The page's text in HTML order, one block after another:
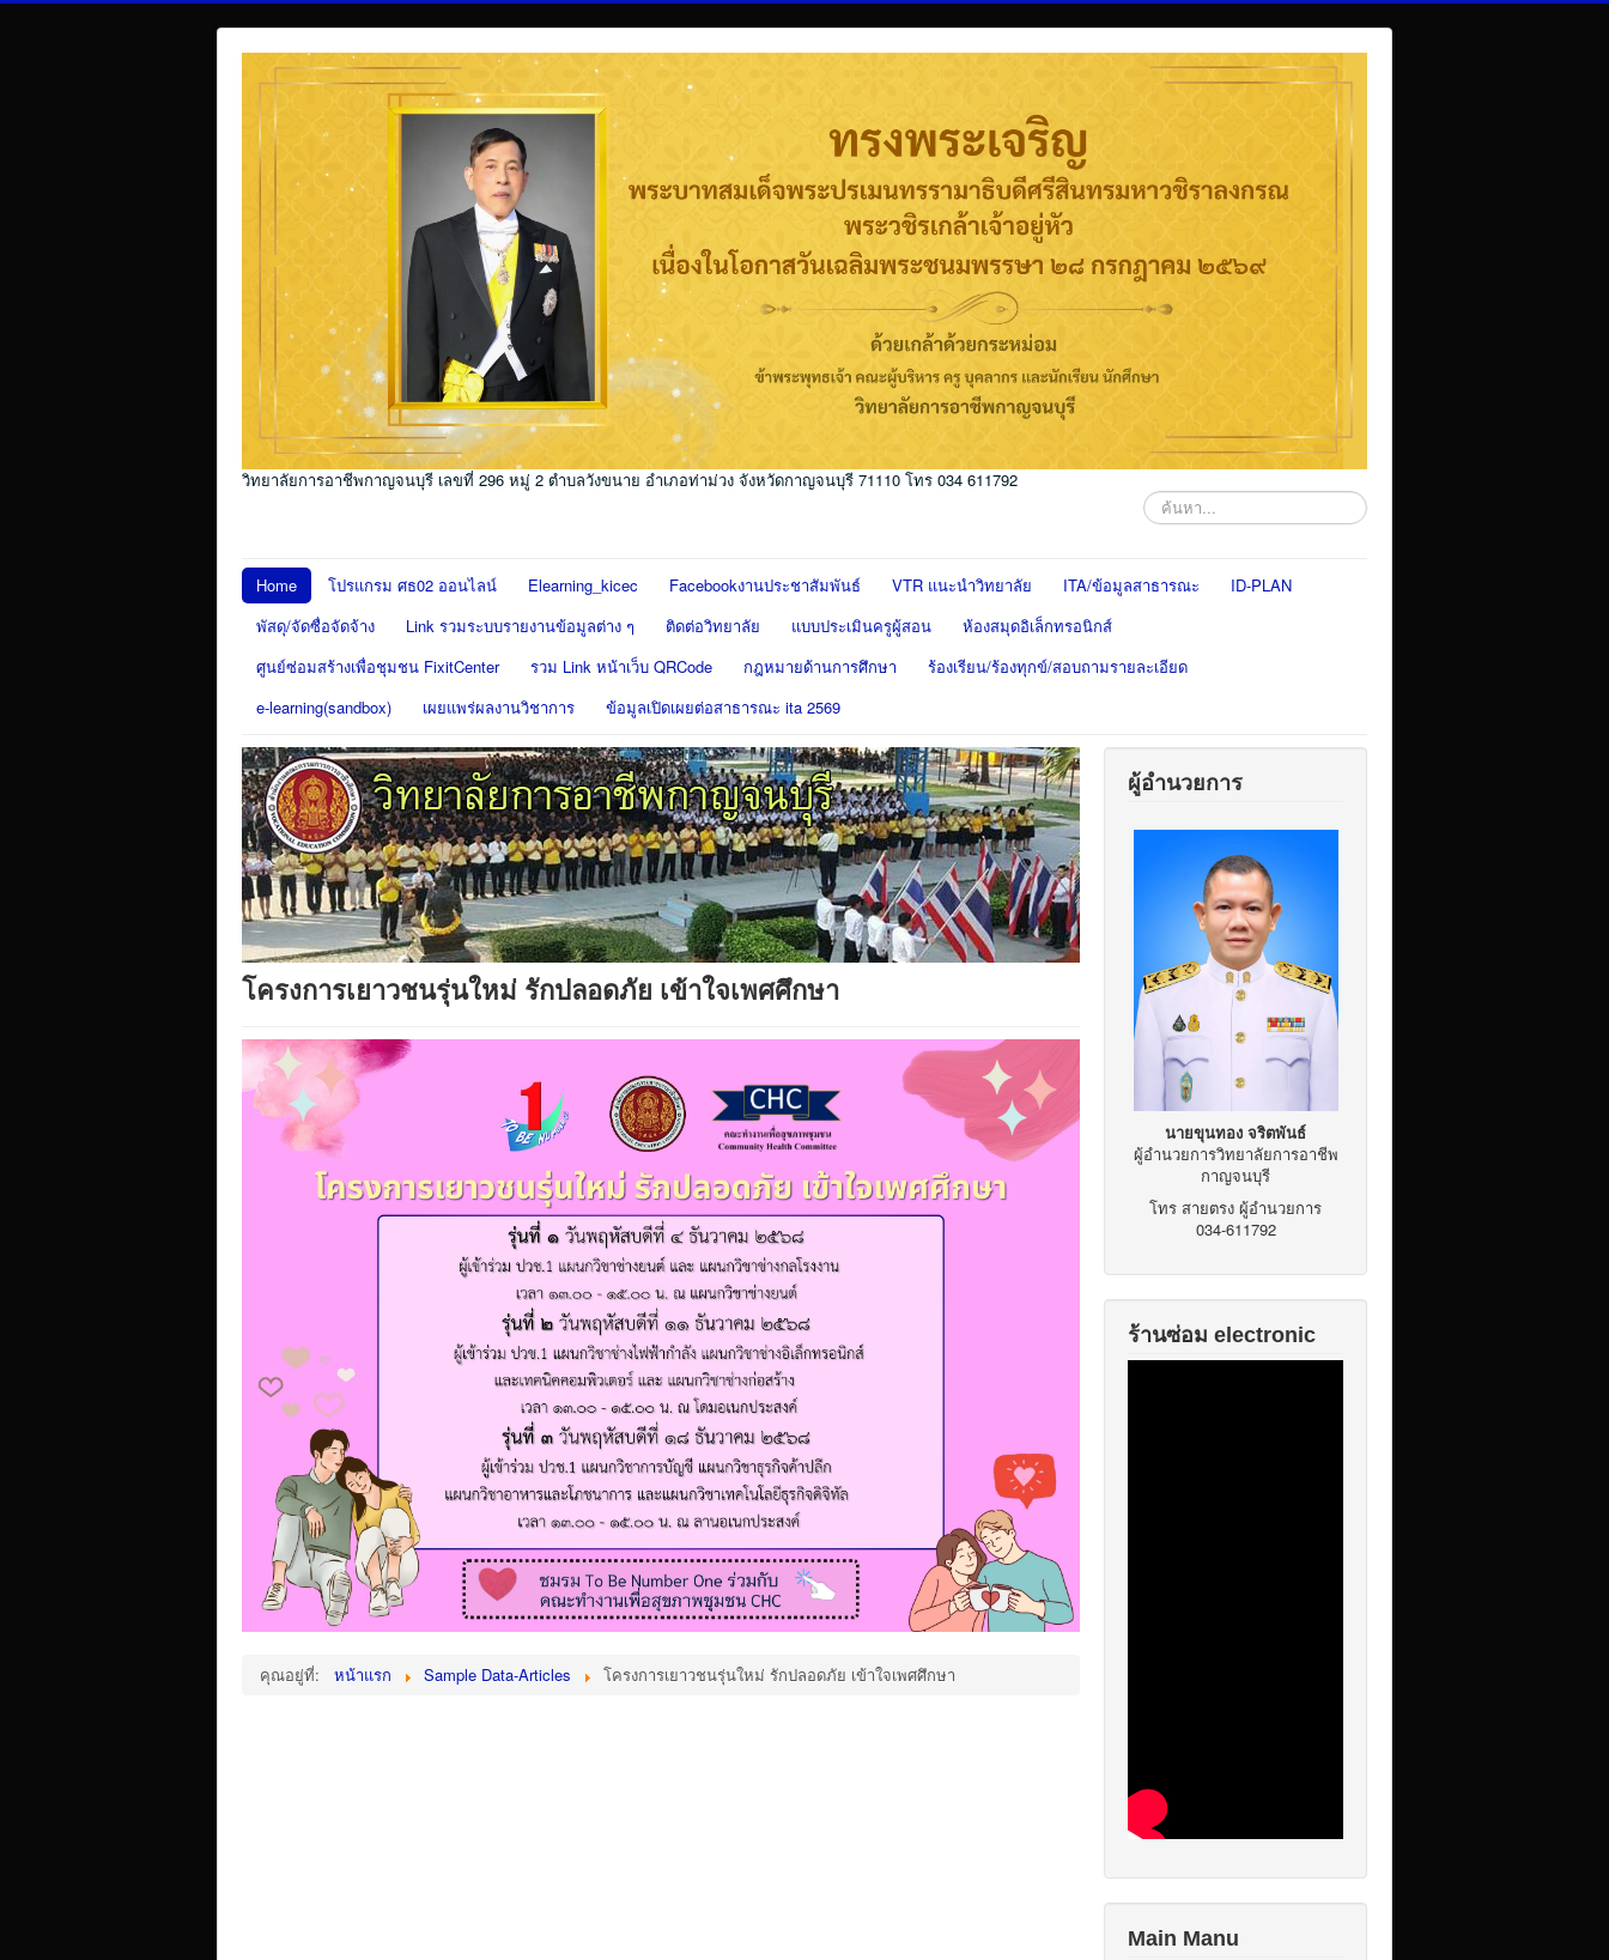
วิทยาลัยการอาชีพกาญจนบุรี เลขที่ 296 หมู่ 2 ตำบลวังขนาย อำเภอท่าม่วง จังหวัดกาญจนบุรี 71110 โทร 034 611792
ค้นหา...
Home โปรแกรม ศธ02 ออนไลน์ Elearning_kicec Facebookงานประชาสัมพันธ์ VTR แนะนำวิทยาลัย ITA/ข้อมูลสาธารณะ
ID-PLAN
พัสดุ/จัดซื่อจัดจ้าง
Link รวมระบบรายงานข้อมูลต่าง ๆ ติดต่อวิทยาลัย แบบประเมินครูผู้สอน
ห้องสมุดอิเล็กทรอนิกส์
ศูนย์ซ่อมสร้างเพื่อชุมชน FixitCenter
รวม Link หน้าเว็บ QRCode กฎหมายด้านการศึกษา
ร้องเรียน/ร้องทุกข์/สอบถามรายละเอียด
e-learning(sandbox)
เผยแพร่ผลงานวิชาการ ข้อมูลเปิดเผยต่อสาธารณะ ita 2569
โครงการเยาวชนรุ่นใหม่ รักปลอดภัย เข้าใจเพศศึกษา
คุณอยู่ที่: หน้าแรก Sample Data-Articles โครงการเยาวชนรุ่นใหม่ รักปลอดภัย เข้าใจเพศศึกษา
ผู้อำนวยการ
นายขุนทอง จริตพันธ์
ผู้อำนวยการวิทยาลัยการอาชีพ
กาญจนบุรี
โทร สายตรง ผู้อำนวยการ
034-611792
ร้านซ่อม electronic
Main Manu